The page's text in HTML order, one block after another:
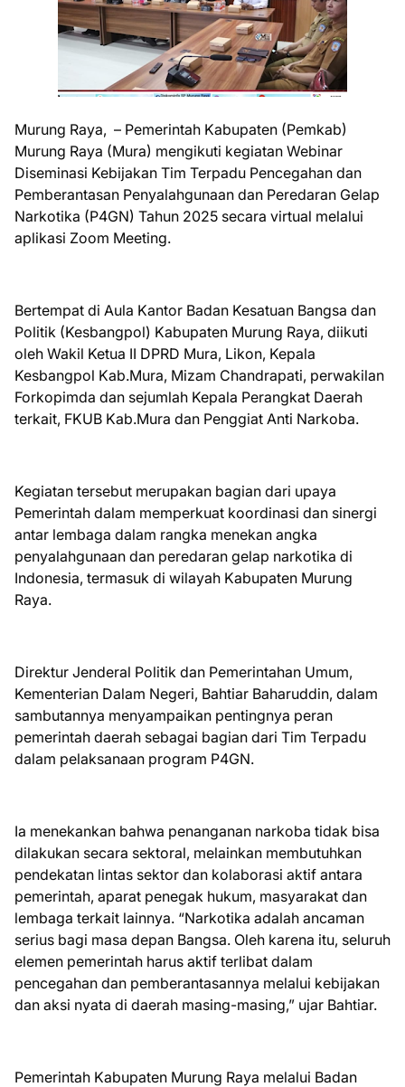
Murung Raya, – Pemerintah Kabupaten (Pemkab)
Murung Raya (Mura) mengikuti kegiatan Webinar
Diseminasi Kebijakan Tim Terpadu Pencegahan dan
Pemberantasan Penyalahgunaan dan Peredaran Gelap
Narkotika (P4GN) Tahun 2025 secara virtual melalui
aplikasi Zoom Meeting.
Bertempat di Aula Kantor Badan Kesatuan Bangsa dan
Politik (Kesbangpol) Kabupaten Murung Raya, diikuti
oleh Wakil Ketua II DPRD Mura, Likon, Kepala
Kesbangpol Kab.Mura, Mizam Chandrapati, perwakilan
Forkopimda dan sejumlah Kepala Perangkat Daerah
terkait, FKUB Kab.Mura dan Penggiat Anti Narkoba.
Kegiatan tersebut merupakan bagian dari upaya
Pemerintah dalam memperkuat koordinasi dan sinergi
antar lembaga dalam rangka menekan angka
penyalahgunaan dan peredaran gelap narkotika di
Indonesia, termasuk di wilayah Kabupaten Murung
Raya.
Direktur Jenderal Politik dan Pemerintahan Umum,
Kementerian Dalam Negeri, Bahtiar Baharuddin, dalam
sambutannya menyampaikan pentingnya peran
pemerintah daerah sebagai bagian dari Tim Terpadu
dalam pelaksanaan program P4GN.
Ia menekankan bahwa penanganan narkoba tidak bisa
dilakukan secara sektoral, melainkan membutuhkan
pendekatan lintas sektor dan kolaborasi aktif antara
pemerintah, aparat penegak hukum, masyarakat dan
lembaga terkait lainnya. “Narkotika adalah ancaman
serius bagi masa depan Bangsa. Oleh karena itu, seluruh
elemen pemerintah harus aktif terlibat dalam
pencegahan dan pemberantasannya melalui kebijakan
dan aksi nyata di daerah masing-masing,” ujar Bahtiar.
Pemerintah Kabupaten Murung Raya melalui Badan